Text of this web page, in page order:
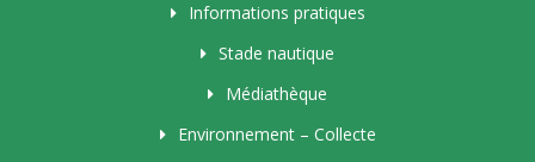
Informations pratiques
Stade nautique
Médiathèque
Environnement – Collecte